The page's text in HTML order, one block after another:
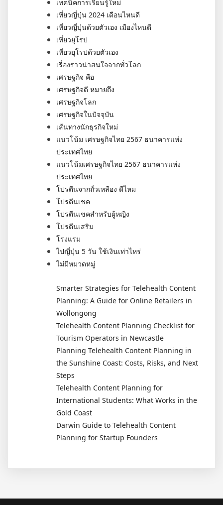
เทคนิคการเรียนรู้ใหม่
เที่ยวญี่ปุ่น 2024 เดือนไหนดี
เที่ยวญี่ปุ่นด้วยตัวเอง เมืองไหนดี
เที่ยวยุโรป
เที่ยวยุโรปด้วยตัวเอง
เรื่องราวน่าสนใจจากทั่วโลก
เศรษฐกิจ คือ
เศรษฐกิจดี หมายถึง
เศรษฐกิจโลก
เศรษฐกิจในปัจจุบัน
เส้นทางนักธุรกิจใหม่
แนวโน้ม เศรษฐกิจไทย 2567 ธนาคารแห่ง
ประเทศไทย
แนวโน้มเศรษฐกิจไทย 2567 ธนาคารแห่ง
ประเทศไทย
โปรตีนจากถั่วเหลือง ดีไหม
โปรตีนเชค
โปรตีนเชคสำหรับผู้หญิง
โปรตีนเสริม
โรงแรม
ไปญี่ปุ่น 5 วัน ใช้เงินเท่าไหร่
ไม่มีหมวดหมู่
Smarter Strategies for Telehealth Content
Planning: A Guide for Online Retailers in
Wollongong
Telehealth Content Planning Checklist for
Tourism Operators in Newcastle
Planning Telehealth Content Planning in
the Sunshine Coast: Costs, Risks, and Next
Steps
Telehealth Content Planning for
International Students: What Works in the
Gold Coast
Darwin Guide to Telehealth Content
Planning for Startup Founders